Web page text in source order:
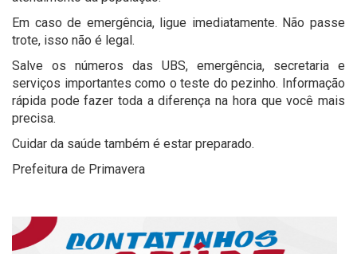
Em caso de emergência, ligue imediatamente. Não passe
trote, isso não é legal.
Salve os números das UBS, emergência, secretaria e
serviços importantes como o teste do pezinho. Informação
rápida pode fazer toda a diferença na hora que você mais
precisa.
Cuidar da saúde também é estar preparado.
Prefeitura de Primavera